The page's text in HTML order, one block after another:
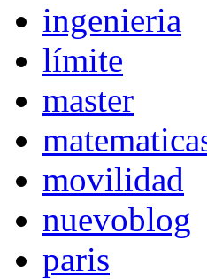
ingenieria
límite
master
movilidad
nuevoblog
paris